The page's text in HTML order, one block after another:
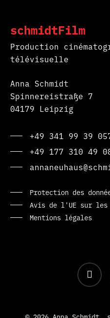
schmidtFilm
Production
télévisuelle
Anna Schmidt
Spinnereistraße 7
04179 Leipzig
+49 341 99 39
+49 177 310 49
Protection des
Avis de l'UE sur les
Mentions légales
facebook